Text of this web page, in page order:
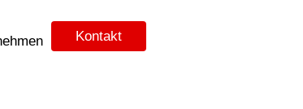
Kontakt